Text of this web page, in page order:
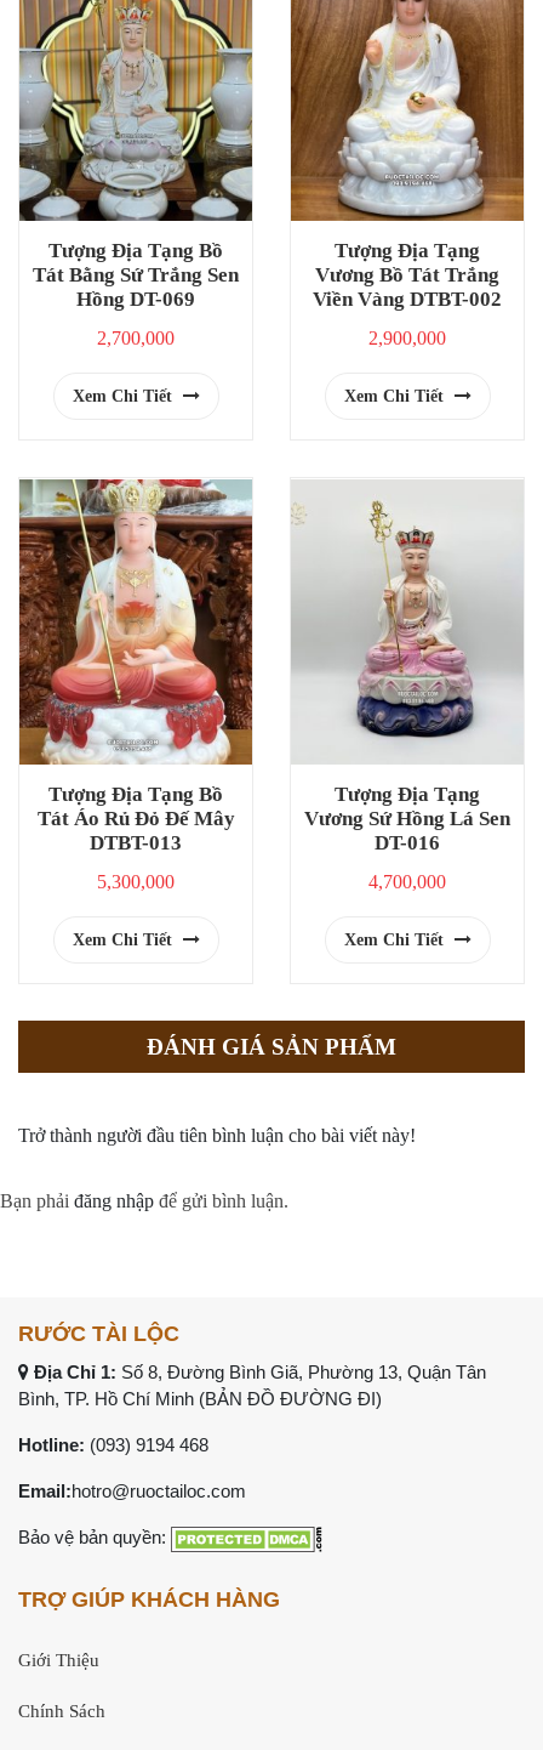
Tượng Địa Tạng Bồ
Tát Bằng Sứ Trắng Sen
Hồng DT-069
2,700,000
Xem Chi Tiết
Tượng Địa Tạng
Vương Bồ Tát Trắng
Viền Vàng DTBT-002
2,900,000
Xem Chi Tiết
Tượng Địa Tạng Bồ
Tát Áo Rủ Đỏ Đế Mây
DTBT-013
5,300,000
Xem Chi Tiết
Tượng Địa Tạng
Vương Sứ Hồng Lá Sen
DT-016
4,700,000
Xem Chi Tiết
ĐÁNH GIÁ SẢN PHẨM
Trở thành người đầu tiên bình luận cho bài viết này!
Bạn phải đăng nhập để gửi bình luận.
RƯỚC TÀI LỘC
Địa Chỉ 1: Số 8, Đường Bình Giã, Phường 13, Quận Tân
Bình, TP. Hồ Chí Minh (BẢN ĐỒ ĐƯỜNG ĐI)
Hotline: (093) 9194 468
Email:hotro@ruoctailoc.com
Bảo vệ bản quyền:
TRỢ GIÚP KHÁCH HÀNG
Giới Thiệu
Chính Sách